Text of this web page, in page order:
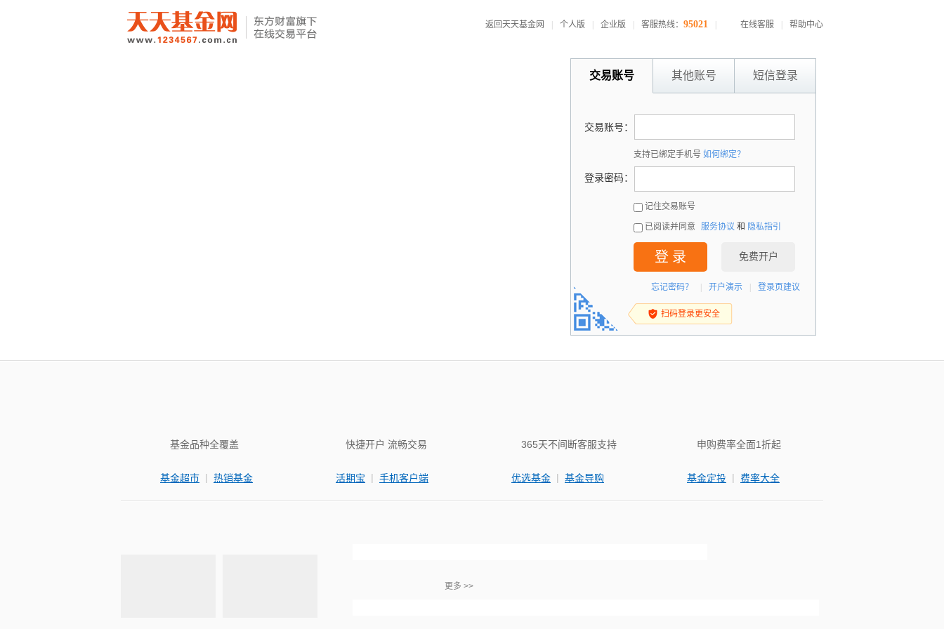
返回天天基金网 个人版 企业版 客服热线： 95021 在线客服 帮助中心
交易账号 其他账号 短信登录
交易账号：
支持已绑定手机号 如何绑定？
登录密码：
记住交易账号
已阅读并同意 服务协议 和 隐私指引
登 录 免费开户
忘记密码？ 开户演示 登录页建议
扫码登录更安全
基金品种全覆盖
基金超市 | 热销基金
快捷开户 流畅交易
活期宝 | 手机客户端
365天不间断客服支持
优选基金 | 基金导购
申购费率全面1折起
基金定投 | 费率大全
更多 >>